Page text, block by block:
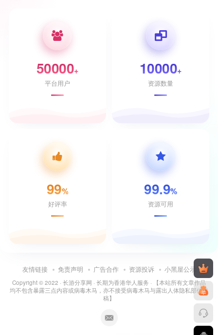
50000+
平台用户
10000+
资源数量
99%
好评率
99.9%
资源可用
友情链接 免责声明 广告合作 资源投诉 小黑屋公示
Copyright © 2022 · 长游分享网 · 长期为香港华人服务 · 【本站所有文章作品
均不包含暴露三点内容或病毒木马，亦不接受病毒木马与露出人体隐私部位投
稿】